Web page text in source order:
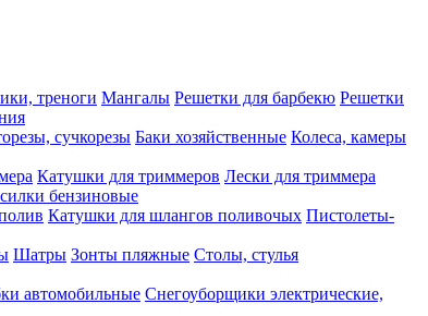
треноги Мангалы Решетки для барбекю Решетки
сучкорезы Баки хозяйственные Колеса, камеры
Катушки для триммеров Лески для триммера
бензиновые
Катушки для шлангов поливочых Пистолеты-
Шатры Зонты пляжные Столы, стулья
автомобильные Снегоуборщики электрические,